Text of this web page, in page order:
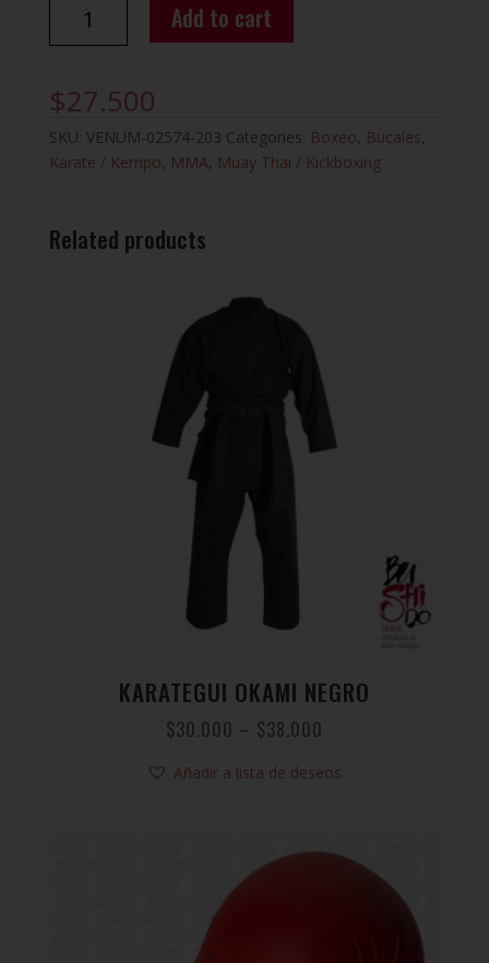
PREDATOR
VENUM
quantity
Add to cart
$27.500
SKU: VENUM-02574-203 Categories: Boxeo, Bucales,
Karate / Kempo, MMA, Muay Thai / Kickboxing
Related products
KARATEGUI OKAMI NEGRO
$30.000 – $38.000
Añadir a lista de deseos